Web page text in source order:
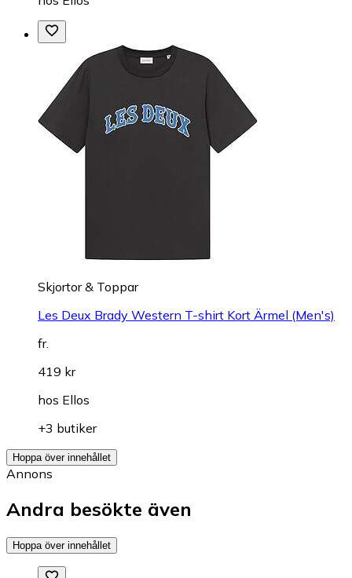
Skjortor & Toppar
Les Deux Brady Western T-shirt Kort Ärmel (Men's)
fr.
419 kr
hos Ellos
+3 butiker
Hoppa över innehållet
Annons
Andra besökte även
Hoppa över innehållet